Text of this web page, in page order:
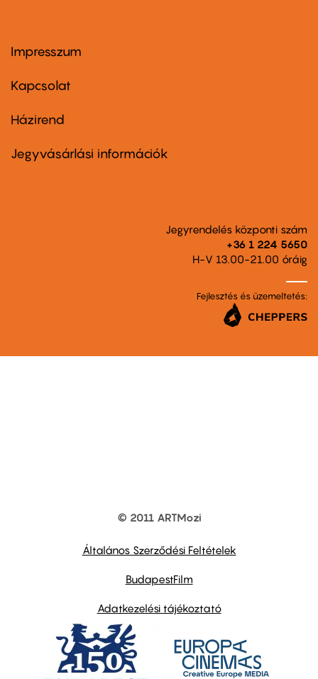
Footer
first
Impresszum
Kapcsolat
Footer
second
Házirend
Jegyvásárlási információk
Jegyrendelés központi szám
+36 1 224 5650
H-V 13.00-21.00 óráig
Fejlesztés és üzemeltetés:
© 2011 ARTMozi
Általános Szerződési Feltételek
BudapestFilm
Adatkezelési tájékoztató